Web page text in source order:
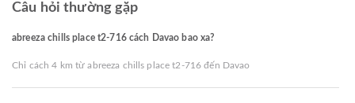
Câu hỏi thường gặp
abreeza chills place t2-716 cách Davao bao xa?
Chỉ cách 4 km từ abreeza chills place t2-716 đến Davao